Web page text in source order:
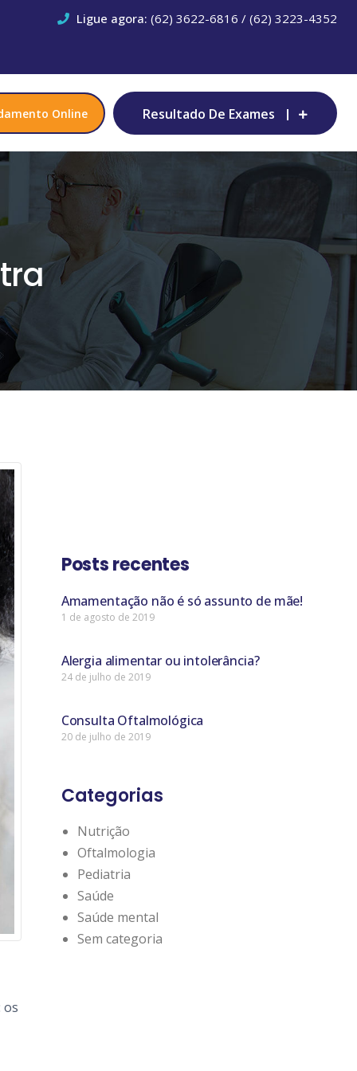
Ligue agora: (62) 3622-6816 / (62) 3223-4352
Online Resultado De Exames
os
Posts recentes
Amamentação não é só assunto de mãe!
1 de agosto de 2019
Alergia alimentar ou intolerância?
24 de julho de 2019
Consulta Oftalmológica
20 de julho de 2019
Categorias
Nutrição
Oftalmologia
Pediatria
Saúde
Saúde mental
Sem categoria